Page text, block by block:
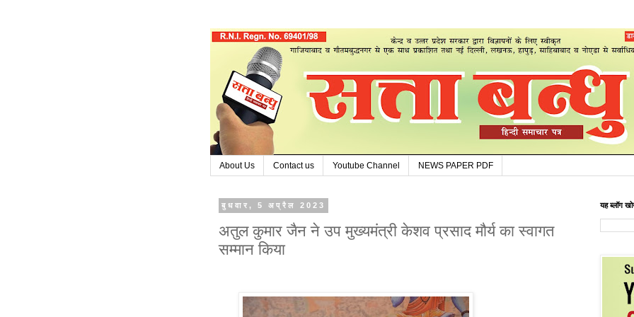
About Us Contact us Youtube Channel NEWS PAPER PDF
बुधवार, 5 अप्रैल 2023
अतुल कुमार जैन ने उप मुख्यमंत्री केशव प्रसाद मौर्य का स्वागत
सम्मान किया
यह ब्लॉग